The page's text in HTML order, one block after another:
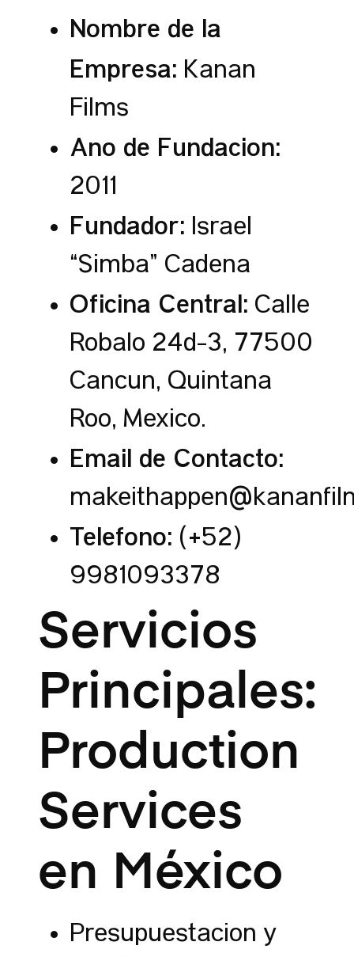
Nombre de la
Empresa: Kanan
Films
Año de Fundación:
2011
Fundador: Israel
“Simba” Cadena
Oficina Central: Calle
Robalo 24d-3, 77500
Cancún, Quintana
Roo, México.
Email de Contacto:
Teléfono: (+52)
9981093378
Servicios
Principales:
Production
Services
en México
Presupuestación y